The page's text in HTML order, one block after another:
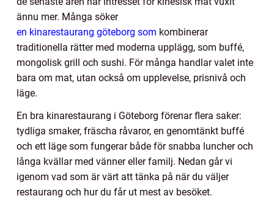
ännu mer. Många söker
en kinarestaurang göteborg som kombinerar
traditionella rätter med moderna upplägg, som buffé,
mongolisk grill och sushi. För många handlar valet inte
bara om mat, utan också om upplevelse, prisnivå och
läge.
En bra kinarestaurang i Göteborg förenar flera saker:
tydliga smaker, fräscha råvaror, en genomtänkt buffé
och ett läge som fungerar både för snabba luncher och
långa kvällar med vänner eller familj. Nedan går vi
igenom vad som är värt att tänka på när du väljer
restaurang och hur du får ut mest av besöket.